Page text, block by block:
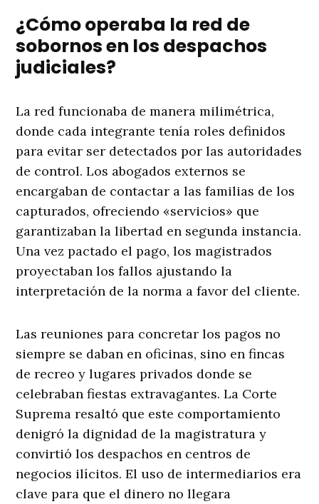
¿Cómo operaba la red de
sobornos en los despachos
judiciales?
La red funcionaba de manera milimétrica,
donde cada integrante tenía roles definidos
para evitar ser detectados por las autoridades
de control. Los abogados externos se
encargaban de contactar a las familias de los
capturados, ofreciendo «servicios» que
garantizaban la libertad en segunda instancia.
Una vez pactado el pago, los magistrados
proyectaban los fallos ajustando la
interpretación de la norma a favor del cliente.
Las reuniones para concretar los pagos no
siempre se daban en oficinas, sino en fincas
de recreo y lugares privados donde se
celebraban fiestas extravagantes. La Corte
Suprema resaltó que este comportamiento
denigró la dignidad de la magistratura y
convirtió los despachos en centros de
negocios ilícitos. El uso de intermediarios era
clave para que el dinero no llegara